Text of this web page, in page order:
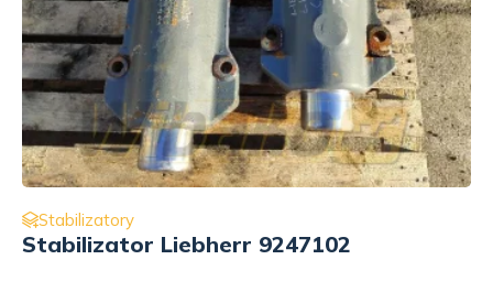
Stabilizatory
Stabilizator Liebherr 9247102